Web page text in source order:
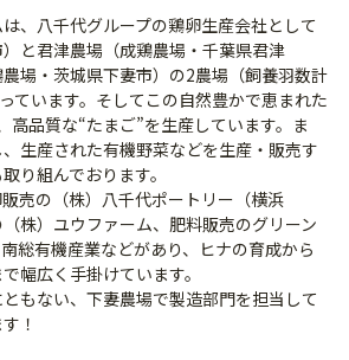
、八千代グループの鶏卵生産会社として
と君津農場（成鶏農場・千葉県君津
場・茨城県下妻市）の2農場（飼養羽数計
ています。そしてこの自然豊かで恵まれた
高品質な“たまご”を生産しています。ま
生産された有機野菜などを生産・販売す
り組んでおります。
売の（株）八千代ポートリー（横浜
株）ユウファーム、肥料販売のグリーン
総有機産業などがあり、ヒナの育成から
幅広く手掛けています。
もない、下妻農場で製造部門を担当して
！